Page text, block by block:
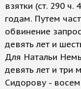
взятки (ст. 290 ч.
годам. Путем
обвинение
девять лет и
Для Натальи
девять лет и три
Сидорову -